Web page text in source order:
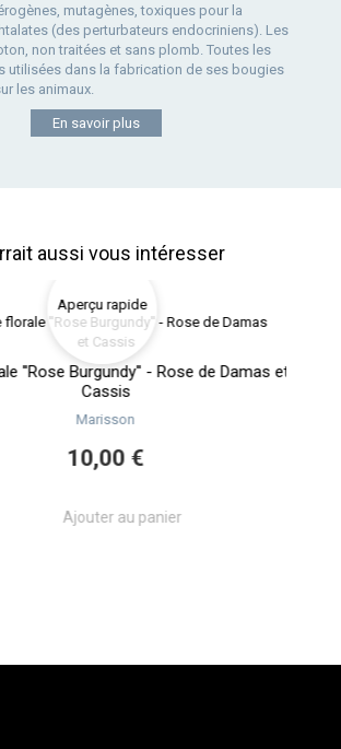
mutagènes, toxiques pour la
(des perturbateurs endocriniens). Les
non traitées et sans plomb. Toutes les
utilisées dans la fabrication de ses bougies
les animaux.
En savoir plus
aussi vous intéresser
Aperçu rapide
''Rose Burgundy'' - Rose de Damas et
Cassis
Marisson
10,00 €
Ajouter au panier